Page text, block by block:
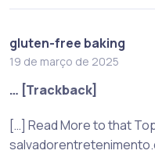
gluten-free baking
19 de março de 2025
… [Trackback]
[…] Read More to that